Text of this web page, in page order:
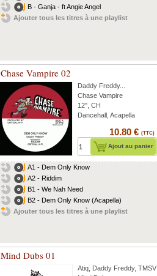
B - Ganja - ft Angie Angel
Ajouter tous les titres à une playlist
Chase Vampire 02
Daddy Freddy...
Chase Vampire
12'', CH
Dancehall, Acapella
10.80 € (TTC)
Ajout au panier
A1 - Dem Only Know
A2 - Riddim
B1 - We Nah Need
B2 - Dem Only Know (Acapella)
Ajouter tous les titres à une playlist
Mind Dubs 01
Atiq Daddy Freddy, TMSV